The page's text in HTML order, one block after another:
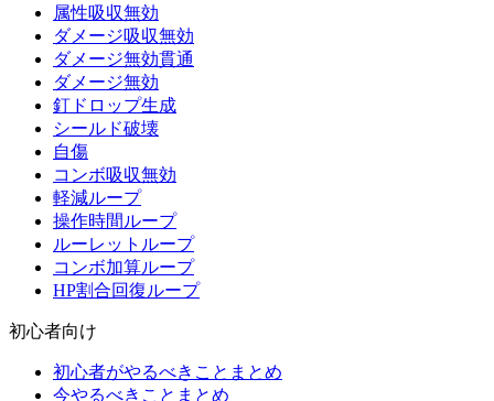
属性吸収無効
ダメージ吸収無効
ダメージ無効貫通
ダメージ無効
釘ドロップ生成
シールド破壊
自傷
コンボ吸収無効
軽減ループ
操作時間ループ
ルーレットループ
コンボ加算ループ
HP割合回復ループ
初心者向け
初心者がやるべきことまとめ
今やるべきことまとめ